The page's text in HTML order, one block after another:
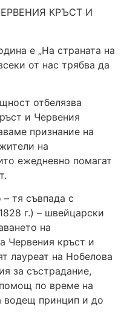
КРЪСТ И
е „На страната на
от нас трябва да
отбелязва
и Червения
признание на
на
ежедневно помагат
– тя съвпада с
г.) – швейцарски
на
Червения кръст и
лауреат на Нобелова
за състрадание,
по време на
водещ принцип и до